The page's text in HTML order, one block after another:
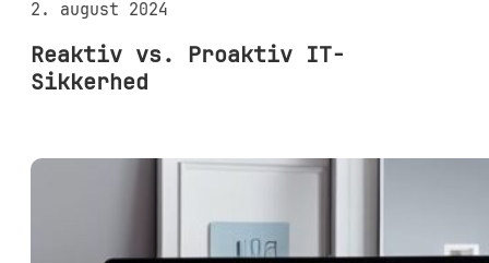
2. august 2024
Reaktiv vs. Proaktiv IT-
Sikkerhed